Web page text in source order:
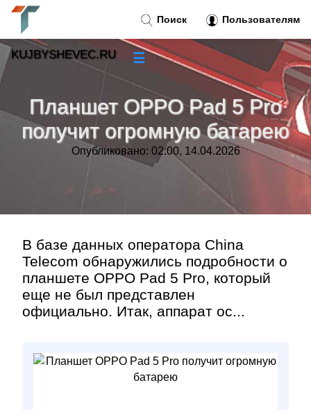
Планшет OPPO Pad 5 Pro
получит огромную батарею
Опубликовано: 02:00, 14.04.2026
В базе данных оператора China
Telecom обнаружились подробности о
планшете OPPO Pad 5 Pro, который
еще не был представлен
официально. Итак, аппарат ос...
Поиск Пользователям
KUJBYSHEVEC.RU ☰
»
Тренды новостей»
»
Контакт»